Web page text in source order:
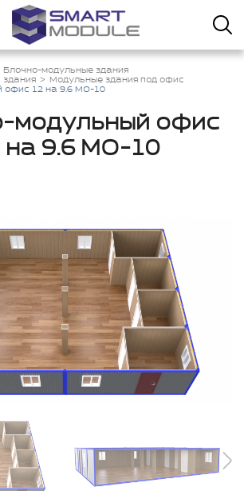
Блочно-модульные здания
здания
Модульные здания под офис
офис 12 на 9.6 МО-10
модульный офис
на 9.6 МО-10